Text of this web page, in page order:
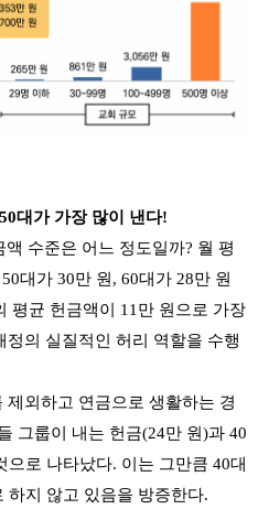
대가 가장 많이 낸다!
수준은 어느 정도일까? 월 평
대가 30만 원, 60대가 28만 원
평균 헌금액이 11만 원으로 가장
정의 실질적인 허리 역할을 수행
제외하고 연금으로 생활하는 경
그룹이 내는 헌금(24만 원)과 40
로 나타났다. 이는 그만큼 40대
하지 않고 있음을 방증한다.